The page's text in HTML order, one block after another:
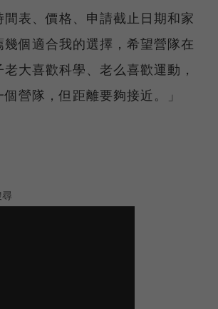
表、價格、申請截止日期和家
個適合我的選擇，希望營隊在
大喜歡科學、老么喜歡運動，
營隊，但距離要夠接近。」